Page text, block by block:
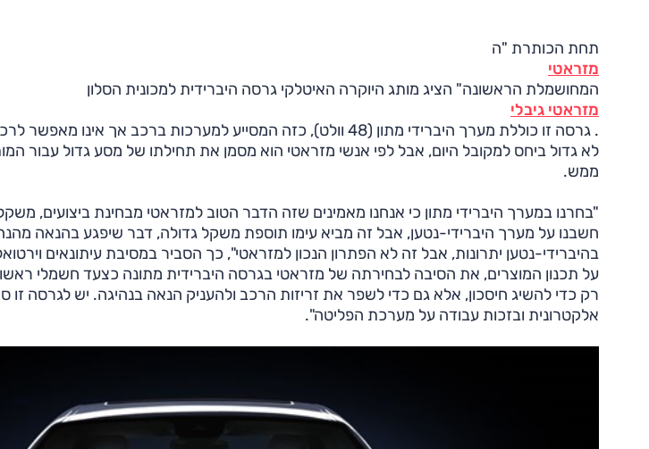
תחת הכותרת "ה
מזראטי
המחושמלת הראשונה" הציג מותג היוקרה האיטלקי גרסה היברידית למכונית הסלון
מזראטי גיבלי
. גרסה זו כוללת מערך היברידי מתון (48 וולט), כזה המסייע למערכות ברכב אך
לא גדול ביחס למקובל היום, אבל לפי אנשי מזראטי הוא מסמן את תחילתו של מסע גדול עבור
ממש.
"בחרנו במערך היברידי מתון כי אנחנו מאמינים שזה הדבר הטוב למזראטי מבחינת ביצועים,
חשבנו על מערך היברידי-נטען, אבל זה מביא עימו תוספת משקל גדולה, דבר שיפגע בהנאה
בהיברידי-נטען יתרונות, אבל זה לא הפתרון הנכון למזראטי", כך הסביר במסיבת עיתונאים
על תכנון המוצרים, את הסיבה לבחירתה של מזראטי בגרסה היברידית מתונה כצעד חשמלי
רק כדי להשיג חיסכון, אלא גם כדי לשפר את זריזות הרכב ולהעניק הנאה בנהיגה. יש לגרסה זו
אלקטרונית ובזכות עבודה על מערכת הפליטה".